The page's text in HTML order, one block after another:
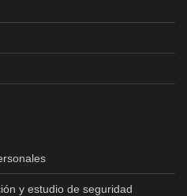
y estudio de seguridad